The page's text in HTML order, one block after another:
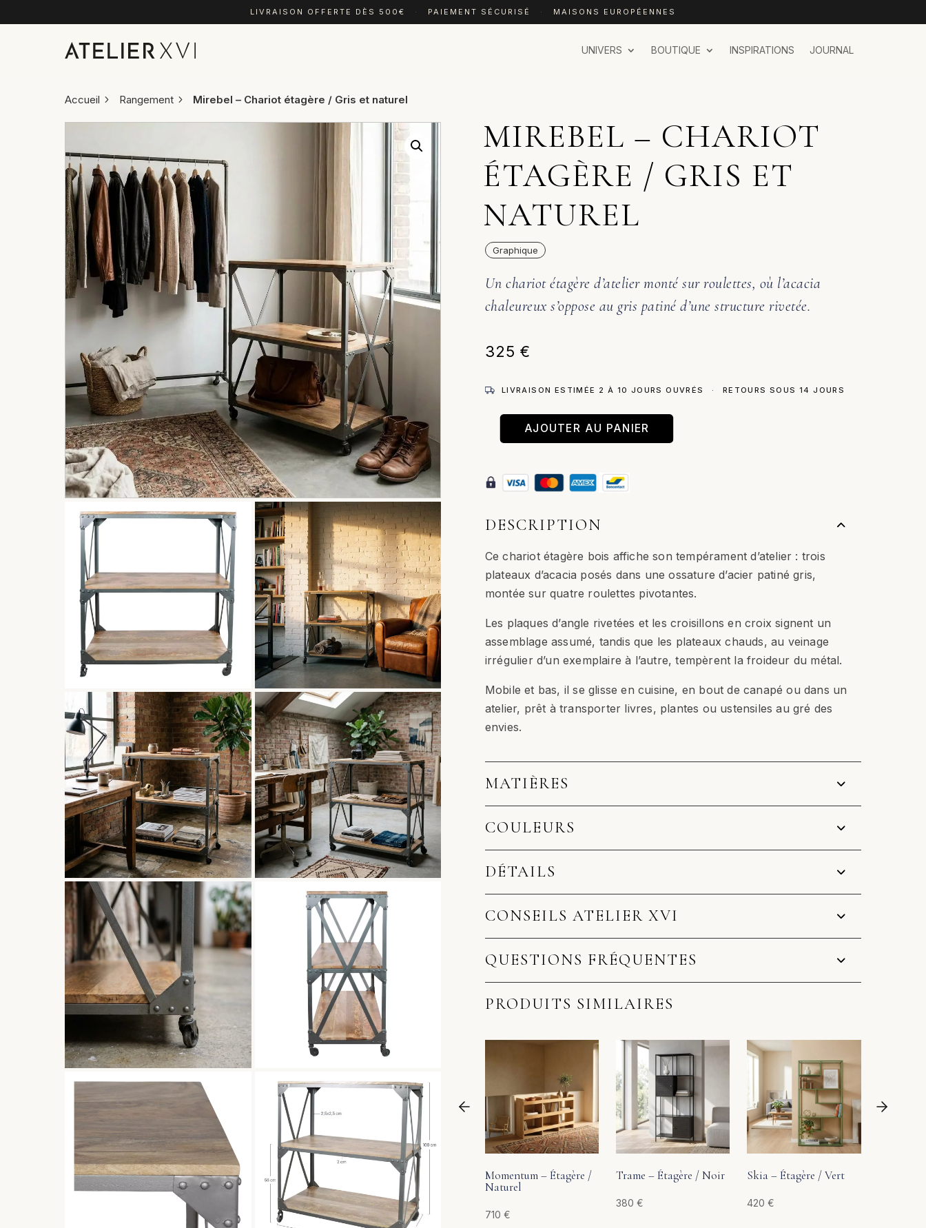
LIVRAISON OFFERTE DÈS 500€ · PAIEMENT SÉCURISÉ · MAISONS EUROPÉENNES
UNIVERS BOUTIQUE INSPIRATIONS JOURNAL
Accueil Rangement Mirebel – Chariot étagère / Gris et naturel
MIREBEL – CHARIOT
ÉTAGÈRE / GRIS ET
NATUREL
Graphique
Un chariot étagère d’atelier monté sur roulettes, où l’acacia
chaleureux s’oppose au gris patiné d’une structure rivetée.
325 €
LIVRAISON ESTIMÉE 2 À 10 JOURS OUVRÉS · RETOURS SOUS 14 JOURS
–
étagère
Gris
et
naturel
AJOUTER AU PANIER
DESCRIPTION
Ce chariot étagère bois affiche son tempérament d’atelier : trois
plateaux d’acacia posés dans une ossature d’acier patiné gris,
montée sur quatre roulettes pivotantes.
Les plaques d’angle rivetées et les croisillons en croix signent un
assemblage assumé, tandis que les plateaux chauds, au veinage
irrégulier d’un exemplaire à l’autre, tempèrent la froideur du métal.
Mobile et bas, il se glisse en cuisine, en bout de canapé ou dans un
atelier, prêt à transporter livres, plantes ou ustensiles au gré des
envies.
MATIÈRES
COULEURS
DÉTAILS
CONSEILS ATELIER XVI
QUESTIONS FRÉQUENTES
PRODUITS SIMILAIRES
Momentum – Étagère /
Naturel
710 €
Trame – Étagère / Noir
380€
Skia – Étagère / Vert
420€
350